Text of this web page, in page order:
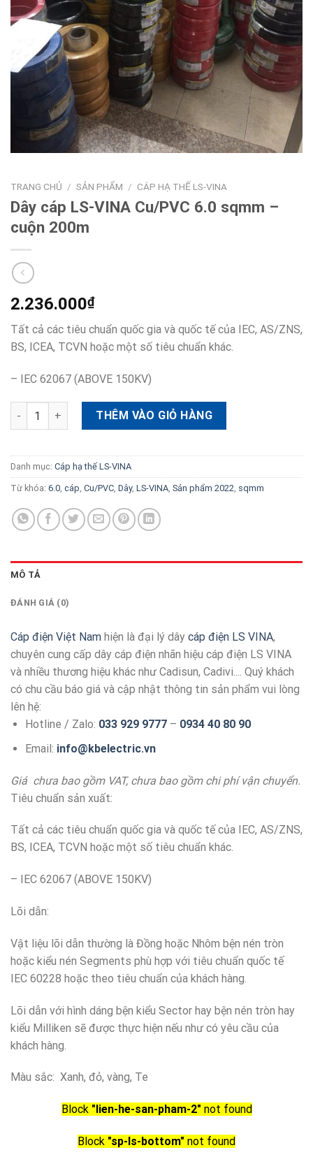
TRANG CHỦ / SẢN PHẨM / CÁP HẠ THẾ LS-VINA
Dây cáp LS-VINA Cu/PVC 6.0 sqmm –
cuộn 200m
2.236.000₫
Tất cả các tiêu chuẩn quốc gia và quốc tế của IEC, AS/ZNS,
BS, ICEA, TCVN hoặc một số tiêu chuẩn khác.
– IEC 62067 (ABOVE 150KV)
Dây cáp LS-VINA Cu/PVC 6.0 sqmm – cuộn 200m số lượng
THÊM VÀO GIỎ HÀNG
Danh mục: Cáp hạ thế LS-VINA
Từ khóa: 6.0, cáp, Cu/PVC, Dây, LS-VINA, Sản phẩm 2022, sqmm
MÔ TẢ
ĐÁNH GIÁ (0)
Cáp điện Việt Nam hiện là đại lý dây cáp điện LS VINA,
chuyên cung cấp dây cáp điện nhãn hiệu cáp điện LS VINA
và nhiều thương hiệu khác như Cadisun, Cadivi.... Quý khách
có chu cầu báo giá và cập nhật thông tin sản phẩm vui lòng
lên hệ:
Hotline / Zalo: 033 929 9777 – 0934 40 80 90
Email: info@kbelectric.vn
Giá chưa bao gồm VAT, chưa bao gồm chi phí vận chuyển.
Tiêu chuẩn sản xuất:
Tất cả các tiêu chuẩn quốc gia và quốc tế của IEC, AS/ZNS,
BS, ICEA, TCVN hoặc một số tiêu chuẩn khác.
– IEC 62067 (ABOVE 150KV)
Lõi dẫn:
Vật liệu lõi dẫn thường là Đồng hoặc Nhôm bện nén tròn
hoặc kiểu nén Segments phù hợp với tiêu chuẩn quốc tế
IEC 60228 hoặc theo tiêu chuẩn của khách hàng.
Lõi dẫn với hình dáng bện kiểu Sector hay bện nén tròn hay
kiểu Milliken sẽ được thực hiện nếu như có yêu cầu của
khách hàng.
Màu sắc: Xanh, đỏ, vàng, Te
Block "lien-he-san-pham-2" not found
Block "sp-ls-bottom" not found